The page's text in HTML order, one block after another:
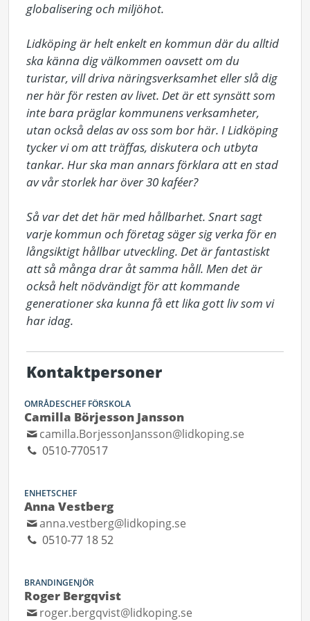
globalisering och miljöhot.
Lidköping är helt enkelt en kommun där du alltid
ska känna dig välkommen oavsett om du
turistar, vill driva näringsverksamhet eller slå dig
ner här för resten av livet. Det är ett synsätt som
inte bara präglar kommunens verksamheter,
utan också delas av oss som bor här. I Lidköping
tycker vi om att träffas, diskutera och utbyta
tankar. Hur ska man annars förklara att en stad
av vår storlek har över 30 kaféer?
Så var det det här med hållbarhet. Snart sagt
varje kommun och företag säger sig verka för en
långsiktigt hållbar utveckling. Det är fantastiskt
att så många drar åt samma håll. Men det är
också helt nödvändigt för att kommande
generationer ska kunna få ett lika gott liv som vi
har idag.
Kontaktpersoner
OMRÅDESCHEF FÖRSKOLA
Camilla Börjesson Jansson
camilla.BorjessonJansson@lidkoping.se
0510-770517
ENHETSCHEF
Anna Vestberg
anna.vestberg@lidkoping.se
0510-77 18 52
BRANDINGENJÖR
Roger Bergqvist
roger.bergqvist@lidkoping.se